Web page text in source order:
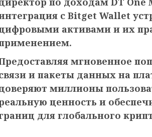
с Bitget Wallet
активами и их
мгновенное
и пакеты данных на
миллионы
ценность и
для глобального